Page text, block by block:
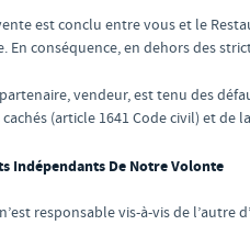
est conclu entre vous et le
En conséquence, en dehors des
vendeur, est tenu des
cachés (article 1641 Code civil) et
Indépendants De Notre Volonte
responsable vis-à-vis de